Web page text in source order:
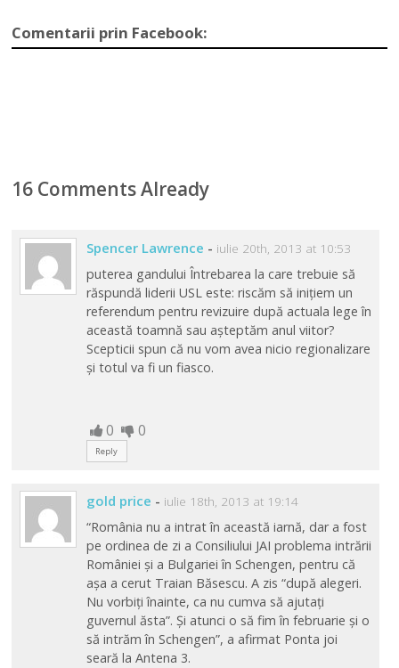
Comentarii prin Facebook:
16 Comments Already
Spencer Lawrence - iulie 20th, 2013 at 10:53
puterea gandului Întrebarea la care trebuie să
răspundă liderii USL este: riscăm să inițiem un
referendum pentru revizuire după actuala lege în
această toamnă sau așteptăm anul viitor?
Scepticii spun că nu vom avea nicio regionalizare
și totul va fi un fiasco.
0 0
Reply
gold price - iulie 18th, 2013 at 19:14
“România nu a intrat în această iarnă, dar a fost
pe ordinea de zi a Consiliului JAI problema intrării
României și a Bulgariei în Schengen, pentru că
așa a cerut Traian Băsescu. A zis “după alegeri.
Nu vorbiți înainte, ca nu cumva să ajutați
guvernul ăsta”. Și atunci o să fim în februarie și o
să intrăm în Schengen”, a afirmat Ponta joi
seară la Antena 3.